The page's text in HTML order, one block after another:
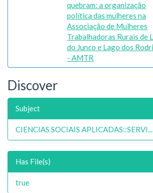
quebram: a organização
política das mulheres na
Associação de Mulheres
Trabalhadoras Rurais de
do Junco e Lago dos
- AMTR
Discover
Subject
CIENCIAS SOCIAIS APLICADAS::SERVI...
Has File(s)
true